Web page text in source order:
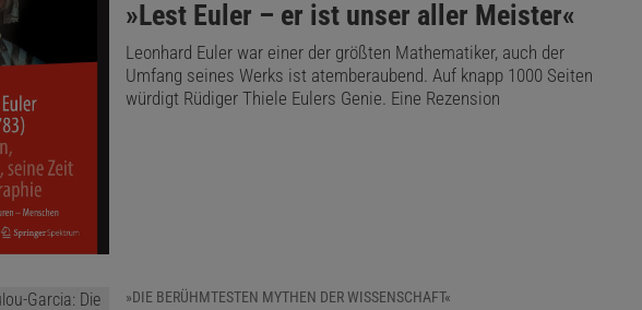
:
»Lest Euler – er ist unser aller Meister«
Leonhard Euler war einer der größten Mathematiker, auch der
Umfang seines Werks ist atemberaubend. Auf knapp 1000 Seiten
würdigt Rüdiger Thiele Eulers Genie. Eine Rezension
»DIE BERÜHMTESTEN MYTHEN DER WISSENSCHAFT«